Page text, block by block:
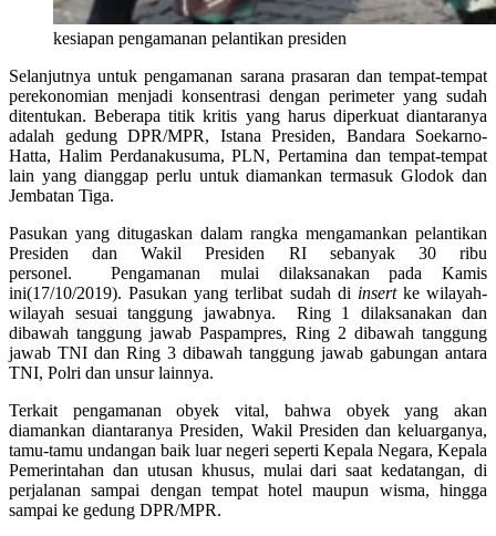
kesiapan pengamanan pelantikan presiden
Selanjutnya untuk pengamanan sarana prasaran dan tempat-tempat
perekonomian menjadi konsentrasi dengan perimeter yang sudah
ditentukan. Beberapa titik kritis yang harus diperkuat diantaranya
adalah gedung DPR/MPR, Istana Presiden, Bandara Soekarno-
Hatta, Halim Perdanakusuma, PLN, Pertamina dan tempat-tempat
lain yang dianggap perlu untuk diamankan termasuk Glodok dan
Jembatan Tiga.
Pasukan yang ditugaskan dalam rangka mengamankan pelantikan
Presiden dan Wakil Presiden RI sebanyak 30 ribu
personel. Pengamanan mulai dilaksanakan pada Kamis
ini(17/10/2019). Pasukan yang terlibat sudah di insertke wilayah-
wilayah sesuai tanggung jawabnya. Ring 1 dilaksanakan dan
dibawah tanggung jawab Paspampres, Ring 2 dibawah tanggung
jawab TNI dan Ring 3 dibawah tanggung jawab gabungan antara
TNI, Polri dan unsur lainnya.
Terkait pengamanan obyek vital, bahwa obyek yang akan
diamankan diantaranya Presiden, Wakil Presiden dan keluarganya,
tamu-tamu undangan baik luar negeri seperti Kepala Negara, Kepala
Pemerintahan dan utusan khusus, mulai dari saat kedatangan, di
perjalanan sampai dengan tempat hotel maupun wisma, hingga
sampai ke gedung DPR/MPR.